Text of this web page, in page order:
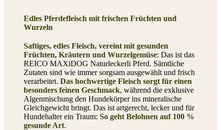
Edles Pferdefleisch mit frischen Früchten und
Wurzeln
Saftiges, edles Fleisch, vereint mit gesunden
Früchten, Kräutern und Wurzelgemüse: Das ist das
REICO MAXiDOG Naturleckerli Pferd. Sämtliche
Zutaten sind wie immer sorgsam ausgewählt und frisch
verarbeitet. Das hochwertige Fleisch sorgt für einen
besonders feinen Geschmack, während die exklusive
Algenmischung den Hundekörper ins mineralische
Gleichgewicht bringt. Das ist artgerecht, lecker und für
Hundehalter ein Traum: So geht Belohnen auf 100 %
gesunde Art.